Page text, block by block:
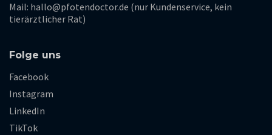
Mail: hallo@pfotendoctor.de (nur Kundenservice, kein
tierärztlicher Rat)
Folge uns
Facebook
Instagram
LinkedIn
TikTok